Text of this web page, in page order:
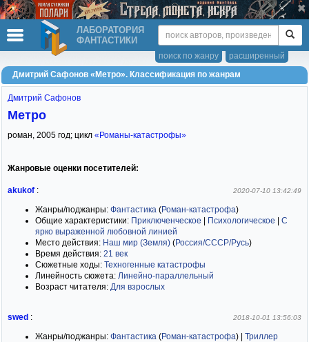
ЛАБОРАТОРИЯ
ФАНТАСТИКИ
расширенный
поиск по жанру
Дмитрий Сафонов «Метро». Классификация по жанрам
Дмитрий Сафонов
Метро
роман, 2005 год; цикл «Романы-катастрофы»
Жанровые оценки посетителей:
akukof : 2020-07-10 13:42:49
Жанры/поджанры: Фантастика (Роман-катастрофа)
Общие характеристики: Приключенческое Психологическое
С
ярко выраженной любовной линией
Место действия: Наш мир (Земля) (Россия/СССР/Русь)
Время действия: 21 век
Сюжетные ходы: Техногенные катастрофы
Линейность сюжета: Линейно-параллельный
Возраст читателя: Для взрослых
swed : 2018-10-01 13:56:03
Жанры/поджанры: Фантастика (Роман-катастрофа)
Триллер